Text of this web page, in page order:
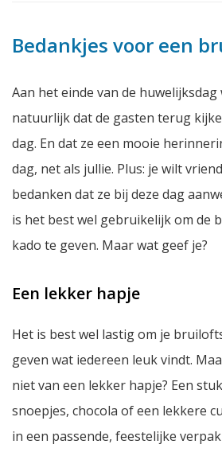
Bedankjes voor een
Aan het einde van de huwelijksdag
natuurlijk dat de gasten terug
dag. En dat ze een mooie
dag, net als jullie. Plus: je wilt
bedanken dat ze bij deze dag
is het best wel gebruikelijk om de
kado te geven. Maar wat geef je?
Een lekker hapje
Het is best wel lastig om je
geven wat iedereen leuk vindt.
niet van een lekker hapje? Een
snoepjes, chocola of een lekkere
in een passende, feestelijke